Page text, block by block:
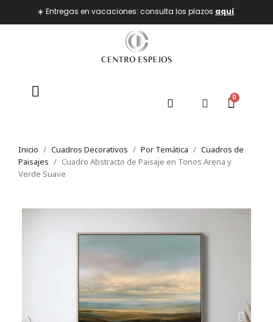
☀️ Entregas en vacaciones: consulta los plazos aquí.
Inicio Cuadros Decorativos Por Temática
Cuadros de
Paisajes
Cuadro Abstracto de Paisaje en Tonos Arena y
Verde Suave